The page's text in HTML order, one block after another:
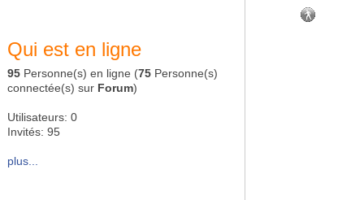
Qui est en ligne
95 Personne(s) en ligne (75 Personne(s)
connectée(s) sur Forum)
Utilisateurs: 0
Invités: 95
plus...